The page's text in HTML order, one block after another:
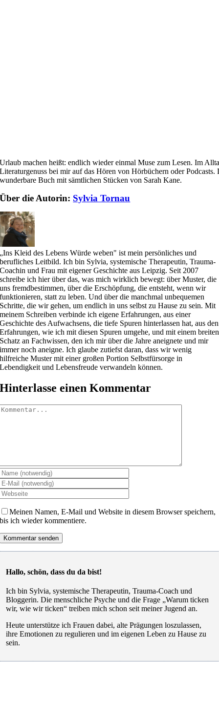
Urlaub machen heißt: endlich wieder einmal Muse zum Lesen. Im
Literaturgenuss bei mir auf das Hören von Hörbüchern oder Podcasts.
wunderbare Buch mit sämtlichen Stücken von Sarah Kane.
Über die Autorin: Sylvia Tornau
„Ins Kleid des Lebens Würde weben" ist mein persönliches und
berufliches Leitbild. Ich bin Sylvia, systemische Therapeutin, Trauma-
Coachin und Frau mit eigener Geschichte aus Leipzig. Seit 2007
schreibe ich hier über das, was mich wirklich bewegt: über Muster, die
uns fremdbestimmen, über die Erschöpfung, die entsteht, wenn wir
funktionieren, statt zu leben. Und über die manchmal unbequemen
Schritte, die wir gehen, um endlich in uns selbst zu Hause zu sein. Mit
meinem Schreiben verbinde ich eigene Erfahrungen, aus einer
Geschichte des Aufwachsens, die tiefe Spuren hinterlassen hat, aus den
Erfahrungen, wie ich mit diesen Spuren umgehe, und mit einem breiten
Schatz an Fachwissen, den ich mir über die Jahre aneignete und mir
immer noch aneigne. Ich glaube zutiefst daran, dass wir wenig
hilfreiche Muster mit einer großen Portion Selbstfürsorge in
Lebendigkeit und Lebensfreude verwandeln können.
Hinterlasse einen Kommentar
Meinen Namen, E-Mail und Website in diesem Browser speichern,
bis ich wieder kommentiere.
Hallo, schön, dass du da bist!
Ich bin Sylvia, systemische Therapeutin, Trauma-Coach und
Bloggerin. Die menschliche Psyche und die Frage „Warum ticken
wir, wie wir ticken“ treiben mich schon seit meiner Jugend an.
Heute unterstütze ich Frauen dabei, alte Prägungen loszulassen,
ihre Emotionen zu regulieren und im eigenen Leben zu Hause zu
sein.